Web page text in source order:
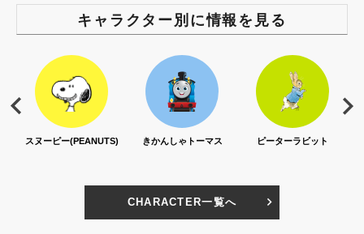
キャラクター別に情報を見る
きかんしゃトーマス ピーターラビット セサミストリート
CHARACTER一覧へ